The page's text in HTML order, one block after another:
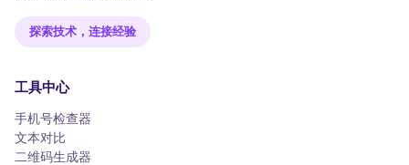
探索技术，连接经验
工具中心
手机号检查器
文本对比
二维码生成器